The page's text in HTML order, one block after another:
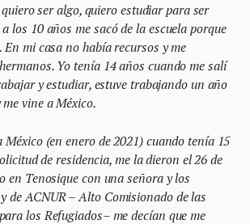
ser algo, quiero estudiar para ser
los 10 años me sacó de la escuela porque
En mi casa no había recursos y me
Yo tenía 14 años cuando me salí
y estudiar, estuve trabajando un año
vine a México.
México (en enero de 2021) cuando tenía 15
de residencia, me la dieron el 26 de
en Tenosique con una señora y los
de ACNUR – Alto Comisionado de las
los Refugiados– me decían que me